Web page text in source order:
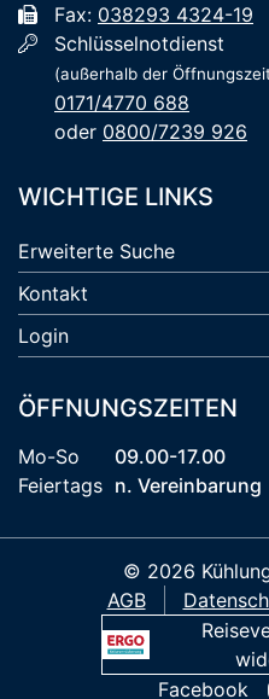
WICHTIGE LINKS
Erweiterte Suche
Kontakt
Login
ÖFFNUNGSZEITEN
Mo-So
09.00-17.00
Feiertags n. Vereinbarung
Fax: 038293 4324-19
Schlüsselnotdienst
(außerhalb der
0171/4770 688
oder 0800/7239 926
© 2026
AGB
Facebook